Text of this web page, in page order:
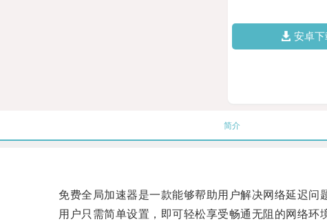
安卓下
简介
免费全局加速器是一款能够帮助用户解决网络延迟问
用户只需简单设置，即可轻松享受畅通无阻的网络环境